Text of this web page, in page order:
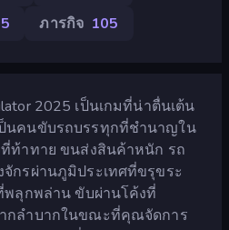
ภารกิจ 105
2025 เป็นเกมที่น่าตื่นเต้น
นคนขับรถบรรทุกที่ชำนาญใน
ท้าทาย ขนส่งสินค้าหนัก รถ
กรผ่านภูมิประเทศที่ขรุขระ
พลุกพล่าน ขับผ่านโค้งที่
กลำบากในขณะที่คุณจัดการ